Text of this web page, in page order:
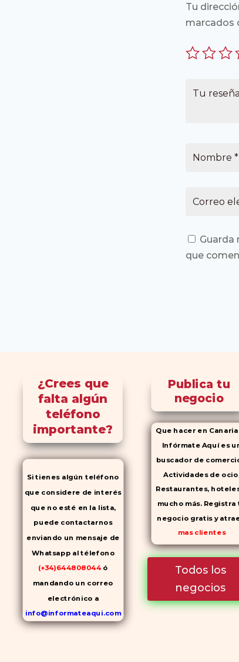
Tu
marcados
Guarda
que
¿Crees que
falta algún
teléfono
importante?
Si tienes algún teléfono
que considere de interés
que no esté en la lista,
puede contactarnos
enviando un mensaje de
Whatsapp al télefono
(+34)644808044 ó
mandando un correo
electrónico a
info@informateaqui.com
Mientras que antes la
Publica tu
negocio
Que hacer en
Infórmate Aquí es
buscador de
Actividades de
Restaurantes,
mucho más. Registra
negocio gratis y
mas clientes
Todos los
negocios